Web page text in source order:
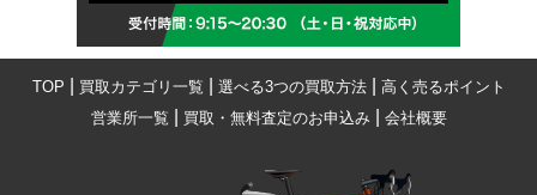
TOP 買取カテゴリ一覧 選べる3つの買取方法| 高く売るポイント
営業所一覧
買取・無料査定のお申込み| 会社概要